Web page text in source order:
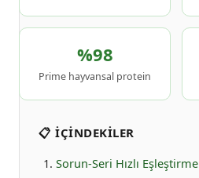
%98
Prime hayvansal protein
📋 İÇINDEKILER
Sorun-Seri Hızlı Eşleştirme